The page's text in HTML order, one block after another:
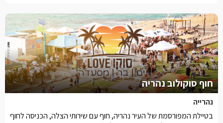
חוף סוקולוב נהריה
נהרייה
בטיילת המפורסמת של העיר נהריה, חוף עם שירותי הצלה, הכניסה לחוף